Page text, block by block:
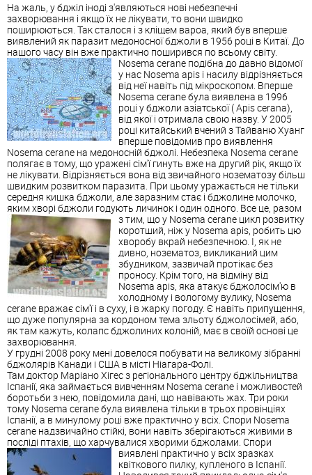
На жаль, у бджіл іноді з'являються нові небезпечні
захворювання і якщо їх не лікувати, то вони швидко
поширюються. Так сталося і з кліщем вароа, який був вперше
виявлений як паразит медоносної бджоли в 1956 році в Китаї. До
нашого часу він вже практично поширився по всьому світу.
Nosema cerane подібна до давно відомої
у нас Nosema apis і насилу відрізняється
від неї навіть під мікроскопом. Вперше
Nosema cerane була виявлена ​​в 1996
році у бджоли азіатської ( Apis cerana),
від якої і отримала свою назву. У 2005
році китайський вчений з Тайваню Хуанг
вперше повідомив про виявлення
Nosema cerane на медоносній бджолі. Небезпека Nosema cerane
полягає в тому, що уражені сім'ї гинуть вже на другий рік, якщо їх
не лікувати. Відрізняється вона від звичайного нозематозу більш
швидким розвитком паразита. При цьому уражається не тільки
середня кишка бджоли, але заразним стає і бджолине молочко,
яким хворі бджоли годують личинок і один одного. Все це, разом
з тим, що у Nosema cerane цикл розвитку
коротший, ніж у Nosema apis, робить цю
хворобу вкрай небезпечною. І, як не
дивно, нозематоз, викликаний цим
збудником, зазвичай протікає без
проносу. Крім того, на відміну від
Nosema apis, яка атакує бджолосім'ю в
холодному і вологому вулику, Nosema
cerane вражає сім'ї і в суху, і в жарку погоду. Є навіть припущення,
що дуже популярна за кордоном тема зльоту бджолосімей, або,
як там кажуть, колапс бджолиних колоній, має в своїй основі це
захворювання.
У грудні 2008 року мені довелося побувати на великому зібранні
бджолярів Канади і США в місті Ніагара-Фолі.
Там доктор Маріано Хігес з регіонального центру бджільництва
Іспанії, яка займається вивченням Nosema cerane і можливостей
боротьби з нею, повідомила дані, що навівають жах. Три роки
тому Nosema cerane була виявлена ​​тільки в трьох провінціях
Іспанії, а в минулому році вже практично у всіх. Спори Nosema
cerane надзвичайно стійкі, вони навіть зберігаються живими в
посліді птахів, що харчувалися хворими бджолами. Спори
виявлені практично у всіх зразках
квіткового пилку, купленого в Іспанії.